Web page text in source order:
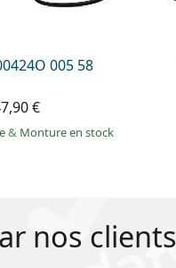
005 58
€
& Monture en stock
nos clients